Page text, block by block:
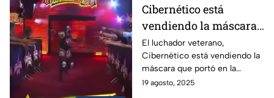
Cibernético está
vendiendo la máscara
que usó en Triplemanía
33
El luchador veterano,
Cibernético está vendiendo la
máscara que portó en la
Triplemanía 33, en donde
19 agosto, 2025